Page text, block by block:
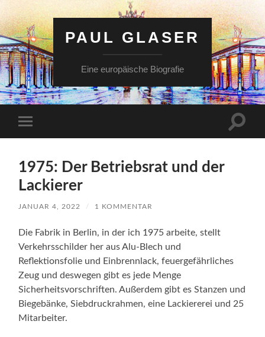
PAUL GLASER
Eine europäische Biografie
Menü
1975: Der Betriebsrat und der
Lackierer
JANUAR 4, 2022 / 1 KOMMENTAR
Die Fabrik in Berlin, in der ich 1975 arbeite, stellt
Verkehrsschilder her aus Alu-Blech und
Reflektionsfolie und Einbrennlack, feuergefährliches
Zeug und deswegen gibt es jede Menge
Sicherheitsvorschriften. Außerdem gibt es Stanzen und
Biegebänke, Siebdruckrahmen, eine Lackiererei und 25
Mitarbeiter.